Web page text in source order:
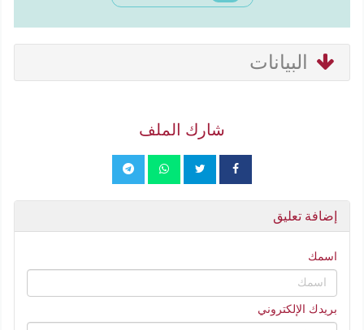
البيانات
شارك الملف
إضافة تعليق
اسمك
بريدك الإلكتروني